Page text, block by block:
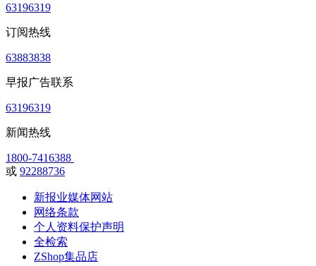
63196319
订阅热线
63883838
早报广告联系
63196319
新闻热线
1800-7416388
或 92288736
新报业媒体网站
网络条款
个人资料保护声明
全检索
ZShop集品店